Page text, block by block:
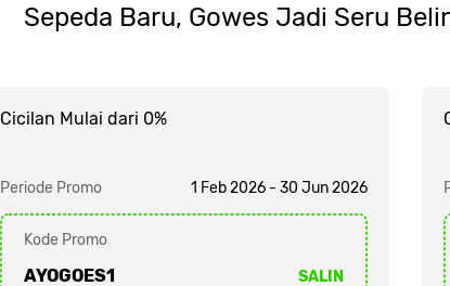
Sepeda Baru, Gowes Jadi Seru
Cicilan Mulai dari 0%
Periode Promo 1 Feb 2026 - 30 Jun 2026
Kode Promo
AYOGOES1 SALIN